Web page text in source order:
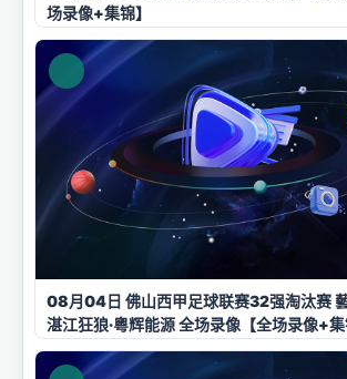
场录像+集锦】
08月04日 佛山西甲足球联赛32强淘汰赛
湛江狂狼·粵辉能源 全场录像【全场录像+集